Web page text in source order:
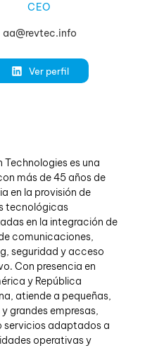
CEO
aa@revtec.info
Ver perfil
Technologies es una
más de 45 años de
en la provisión de
tecnológicas
en la integración de
comunicaciones,
seguridad y acceso
Con presencia en
y República
atiende a pequeñas,
grandes empresas,
servicios adaptados a
operativas y